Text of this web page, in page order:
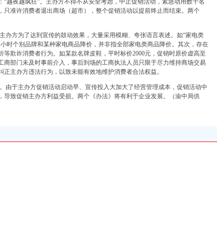
越夜越疯狂”。主办方不得不从安全考虑，中止促销活动，紧急动用数十名
只准许消费者退出商场（超市），整个促销活动以提前终止而结束。两个
方为了达到宣传的鼓动效果，大量采用模糊、夸张语言表述。如“家电类
时个别品牌和某种家电商品降价，并非指全部家电类商品降价。其次，存在
等欺诈消费者行为。如某款名牌皮鞋，平时标价2000元，促销时原价虚高至
商部门未及时事前介入，事后到场的工商执法人员只限于尽力维持商场交易
主办方违法行为，以致未能有效地维护消费者合法权益。
于主办方促销活动启动早、宣传投入大加大了经营管理成本，促销活动中
导致促销主办方利益受损。两个《办法》将有利于企业发展。（渝中局供